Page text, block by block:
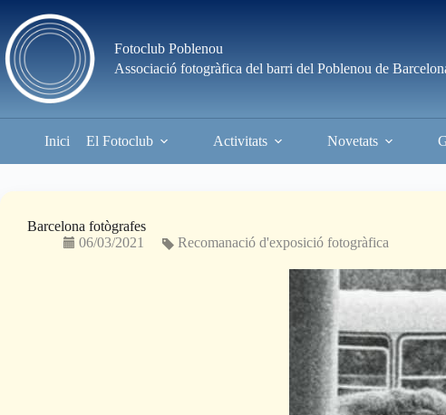
content
Fotoclub Poblenou
Associació fotogràfica del barri del Poblenou de
Inici El Fotoclub Activitats Novetats
Barcelona fotògrafes
06/03/2021
Recomanació d'exposició fotogràfica